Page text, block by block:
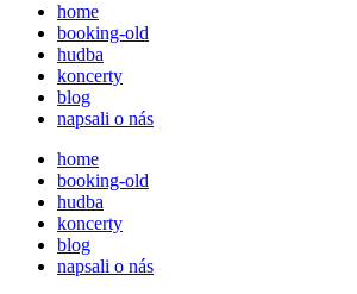
home
booking-old
hudba
koncerty
blog
napsali o nás
home
booking-old
hudba
koncerty
blog
napsali o nás